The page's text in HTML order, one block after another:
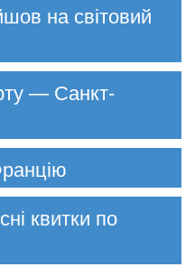
на світовий
— Санкт-
квитки по